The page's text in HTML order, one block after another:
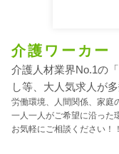
介護ワーカー
介護人材業界No.1の
し等、大人気求人が多
労働環境、人間関係、家庭
一人一人がご希望に沿った
お気軽にご相談ください！！